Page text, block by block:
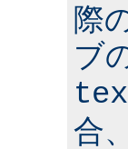
際
ブ
合、